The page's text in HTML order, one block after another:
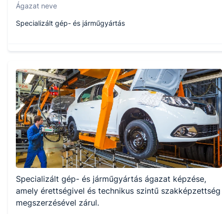
Ágazat neve
Specializált gép- és járműgyártás
507161904
Képzés időtartama
5 év
Választható szakmairányok:
Gyártás
Motorkerékpár- és versenymotorszerelés
Szerviz
Specializált gép- és járműgyártás ágazat képzése,
amely érettségivel és technikus szintű szakképzettség
megszerzésével zárul.